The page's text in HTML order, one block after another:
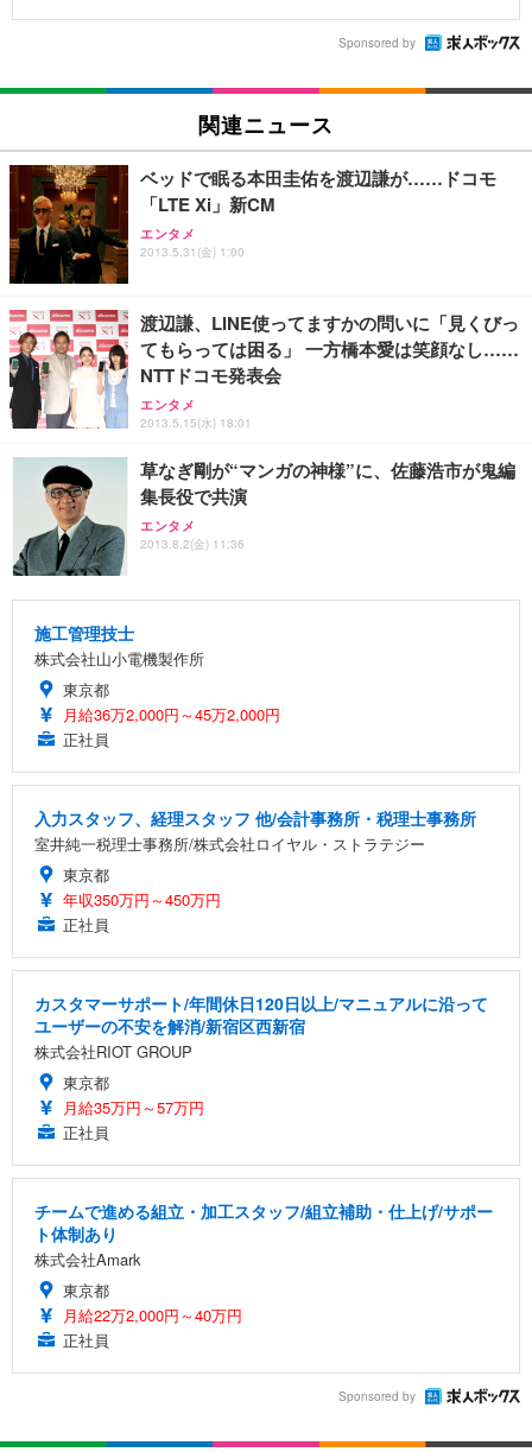
Sponsored by
関連ニュース
ベッドで眠る本田圭佑を渡辺謙が……ドコモ
「LTE Xi」新CM
エンタメ
2013.5.31(金) 1:00
渡辺謙、LINE使ってますかの問いに「見くびっ
てもらっては困る」 一方橋本愛は笑顔なし……
NTTドコモ発表会
エンタメ
2013.5.15(水) 18:01
草なぎ剛が“マンガの神様”に、佐藤浩市が鬼編
集長役で共演
エンタメ
2013.8.2(金) 11:36
施工管理技士
株式会社山小電機製作所
東京都
月給36万2,000円～45万2,000円
正社員
入力スタッフ、経理スタッフ 他/会計事務所・税理士事務所
室井純一税理士事務所/株式会社ロイヤル・ストラテジー
東京都
年収350万円～450万円
正社員
カスタマーサポート/年間休日120日以上/マニュアルに沿って
ユーザーの不安を解消/新宿区西新宿
株式会社RIOT GROUP
東京都
月給35万円～57万円
正社員
チームで進める組立・加工スタッフ/組立補助・仕上げ/サポー
ト体制あり
株式会社Amark
東京都
月給22万2,000円～40万円
正社員
Sponsored by